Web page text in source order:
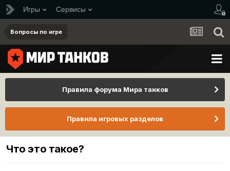
Игры Сервисы
Вопросы по игре
Правила форума Мира танков
Правила игровых разделов
Что это такое?